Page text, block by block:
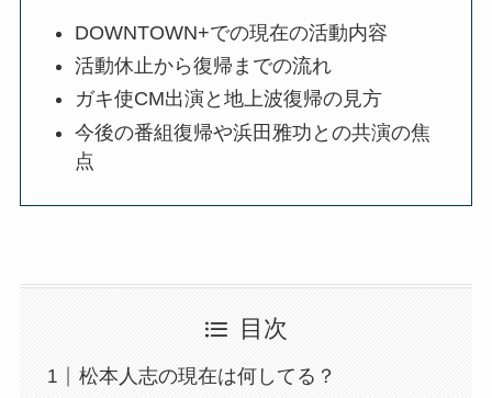
DOWNTOWN+での現在の活動内容
活動休止から復帰までの流れ
ガキ使CM出演と地上波復帰の見方
今後の番組復帰や浜田雅功との共演の焦
点
目次
松本人志の現在は何してる？